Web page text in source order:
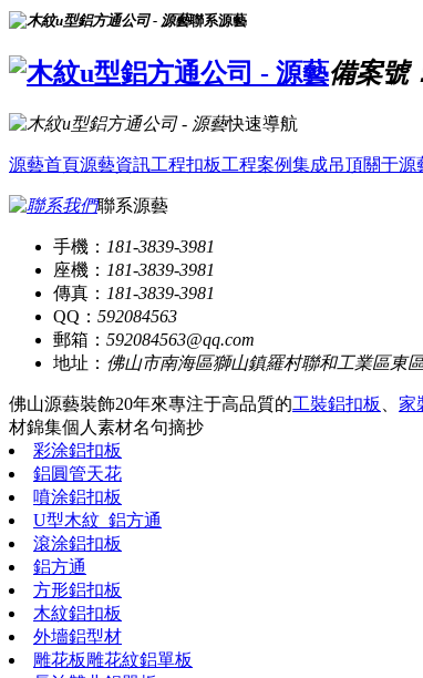
聯系源藝
備案號
快速導航
源藝首頁源藝資訊工程扣板工程案例集成吊頂關于源
聯系源藝
手機： 181-3839-3981
座機： 181-3839-3981
傳真： 181-3839-3981
QQ： 592084563
郵箱： 592084563@qq.com
地址： 佛山市南海區獅山鎮羅村聯和工業區東
佛山源藝裝飾20年來專注于高品質的工裝鋁扣板 家
材錦集個人素材名句摘抄
彩涂鋁扣板
鋁圓管天花
噴涂鋁扣板
U型木紋_鋁方通
滾涂鋁扣板
鋁方通
方形鋁扣板
木紋鋁扣板
外墻鋁型材
雕花板雕花紋鋁單板